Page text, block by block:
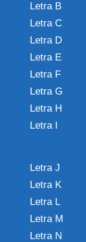
Letra B
Letra C
Letra D
Letra E
Letra F
Letra G
Letra H
Letra I
Letra J
Letra K
Letra L
Letra M
Letra N